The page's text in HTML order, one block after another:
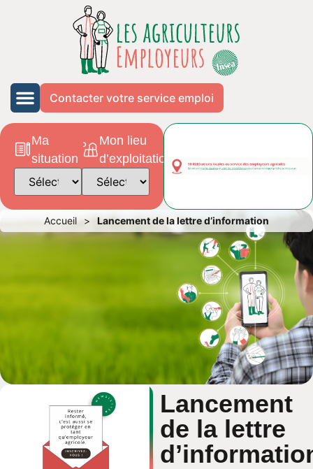
Contacter votre service emploi
Ma
situation
Mon lieu
d’exploitation
Accueil > Lancement de la lettre d’information
Lancement
de la lettre